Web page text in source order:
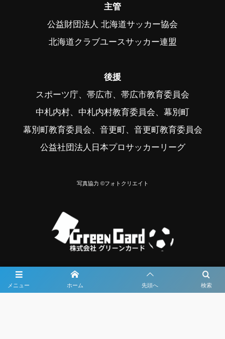
メニュー 検索
ホーム 先頭へ
主管
公益財団法人 北海道サッカー協会
北海道クラブユースサッカー連盟
後援
スポーツ庁、帯広市、帯広市教育委員会
中札内村、中札内村教育委員会、幕別町
幕別町教育委員会、音更町、音更町教育委員会
公益社団法人日本プロサッカーリーグ
写真協力 ©フォトクリエイト
大会メディア協力社として